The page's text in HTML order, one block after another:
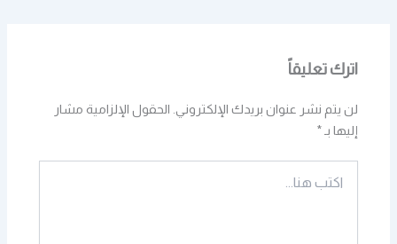
اترك تعليقاً
لن يتم نشر عنوان بريدك الإلكتروني. الحقول الإلزامية مشار
إليها بـ*
هنا...